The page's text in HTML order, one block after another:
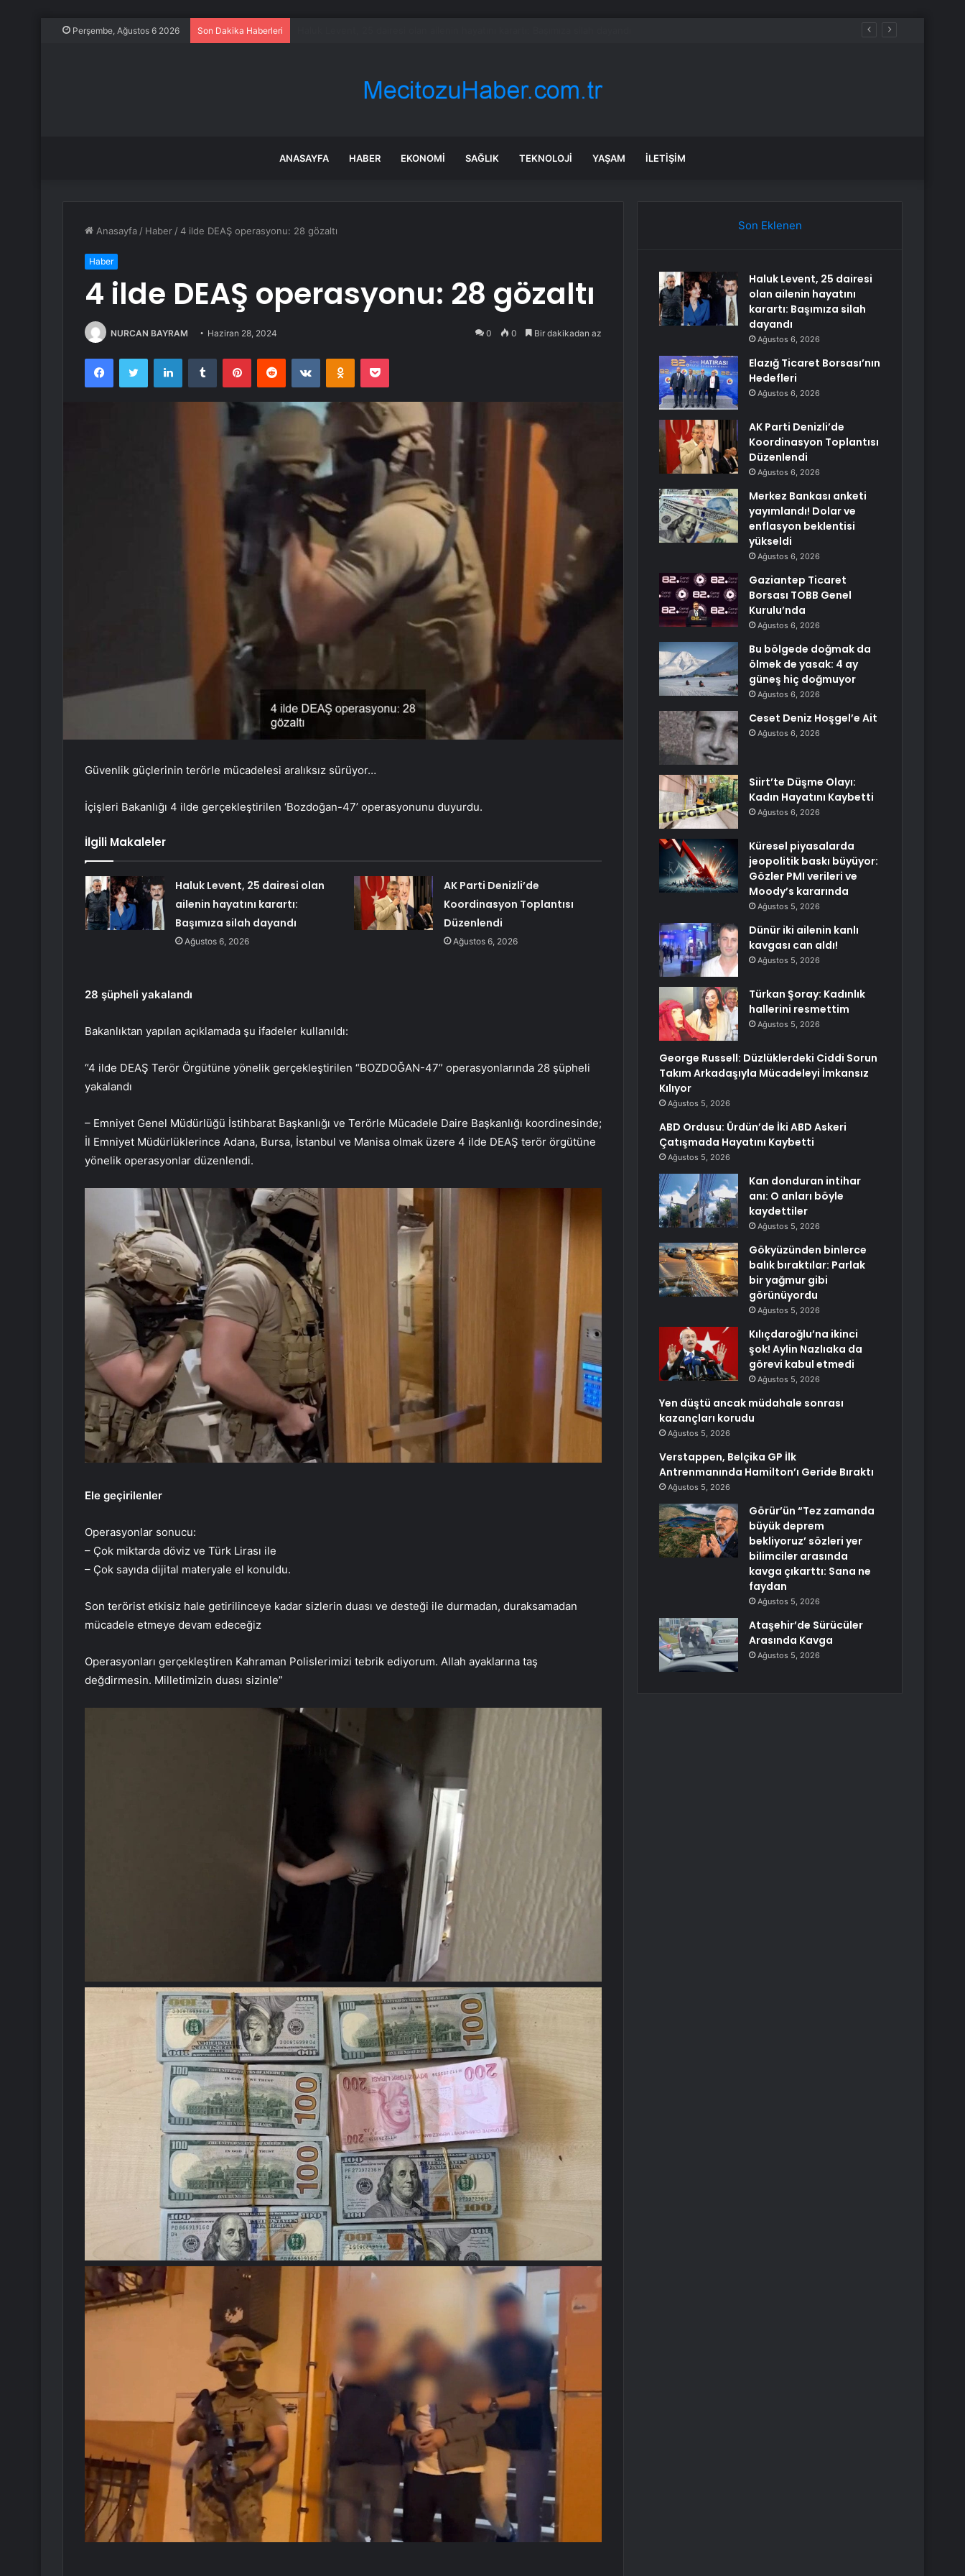
Perşembe, Ağustos 6 2026 Son Dakika Haberleri
ANASAYFA HABER EKONOMI SAĞLIK TEKNOLOJI YAŞAM İLETIŞIM
Anasayfa / Haber /4 ilde DEAŞ operasyonu: 28 gözaltı
Haber
4 ilde DEAŞ operasyonu: 28 gözaltı
NURCAN BAYRAM Haziran 28, 2024 0 0 Bir dakikadan az
FacebookTwitter LinkedInTumblr PinterestReddit VKontakteOdnoklassniki
Pocket
Güvenlik güçlerinin terörle mücadelesi aralıksız sürüyor…
İçişleri Bakanlığı 4 ilde gerçekleştirilen ‘Bozdoğan-47’ operasyonunu duyurdu.
İlgili Makaleler
Haluk Levent, 25 dairesi olan
ailenin hayatını karartı:
Başımıza silah dayandı
Ağustos 6, 2026
AK Parti Denizli’de
Koordinasyon Toplantısı
Düzenlendi
Ağustos 6, 2026
28 şüpheli yakalandı
Bakanlıktan yapılan açıklamada şu ifadeler kullanıldı:
“4 ilde DEAŞ Terör Örgütüne yönelik gerçekleştirilen “BOZDOĞAN-47” operasyonlarında 28 şüpheli
yakalandı
– Emniyet Genel Müdürlüğü İstihbarat Başkanlığı ve Terörle Mücadele Daire Başkanlığı koordinesinde;
İl Emniyet Müdürlüklerince Adana, Bursa, İstanbul ve Manisa olmak üzere 4 ilde DEAŞ terör örgütüne
yönelik operasyonlar düzenlendi.
Ele geçirilenler
Operasyonlar sonucu:
– Çok miktarda döviz ve Türk Lirası ile
– Çok sayıda dijital materyale el konuldu.
Son terörist etkisiz hale getirilinceye kadar sizlerin duası ve desteği ile durmadan, duraksamadan
mücadele etmeye devam edeceğiz
Operasyonları gerçekleştiren Kahraman Polislerimizi tebrik ediyorum. Allah ayaklarına taş
değdirmesin. Milletimizin duası sizinle”
Son Eklenen
Haluk Levent, 25 dairesi
olan ailenin hayatını
karartı: Başımıza silah
dayandı
Ağustos 6, 2026
Elazığ Ticaret Borsası’nın
Hedefleri
Ağustos 6, 2026
AK Parti Denizli’de
Koordinasyon Toplantısı
Düzenlendi
Ağustos 6, 2026
Merkez Bankası anketi
yayımlandı! Dolar ve
enflasyon beklentisi
yükseldi
Ağustos 6, 2026
Gaziantep Ticaret
Borsası TOBB Genel
Kurulu’nda
Ağustos 6, 2026
Bu bölgede doğmak da
ölmek de yasak: 4 ay
güneş hiç doğmuyor
Ağustos 6, 2026
Ceset Deniz Hoşgel’e Ait
Ağustos 6, 2026
Siirt’te Düşme Olayı:
Kadın Hayatını Kaybetti
Ağustos 6, 2026
Küresel piyasalarda
jeopolitik baskı büyüyor:
Gözler PMI verileri ve
Moody’s kararında
Ağustos 5, 2026
Dünür iki ailenin kanlı
kavgası can aldı!
Ağustos 5, 2026
Türkan Şoray: Kadınlık
hallerini resmettim
Ağustos 5, 2026
George Russell: Düzlüklerdeki Ciddi Sorun
Takım Arkadaşıyla Mücadeleyi İmkansız
Kılıyor
Ağustos 5, 2026
ABD Ordusu: Ürdün’de İki ABD Askeri
Çatışmada Hayatını Kaybetti
Ağustos 5, 2026
Kan donduran intihar
anı: O anları böyle
kaydettiler
Ağustos 5, 2026
Gökyüzünden binlerce
balık bıraktılar: Parlak
bir yağmur gibi
görünüyordu
Ağustos 5, 2026
Kılıçdaroğlu’na ikinci
şok! Aylin Nazlıaka da
görevi kabul etmedi
Ağustos 5, 2026
Yen düştü ancak müdahale sonrası
kazançları korudu
Ağustos 5, 2026
Verstappen, Belçika GP İlk
Antrenmanında Hamilton’ı Geride Bıraktı
Ağustos 5, 2026
Görür’ün “Tez zamanda
büyük deprem
bekliyoruz’ sözleri yer
bilimciler arasında
kavga çıkarttı: Sana ne
faydan
Ağustos 5, 2026
Ataşehir’de Sürücüler
Arasında Kavga
Ağustos 5, 2026